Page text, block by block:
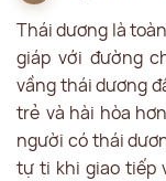
Thái dương là
giáp với đường
vầng thái dương
trẻ và hài hòa
người có thái
tự ti khi giao tiếp